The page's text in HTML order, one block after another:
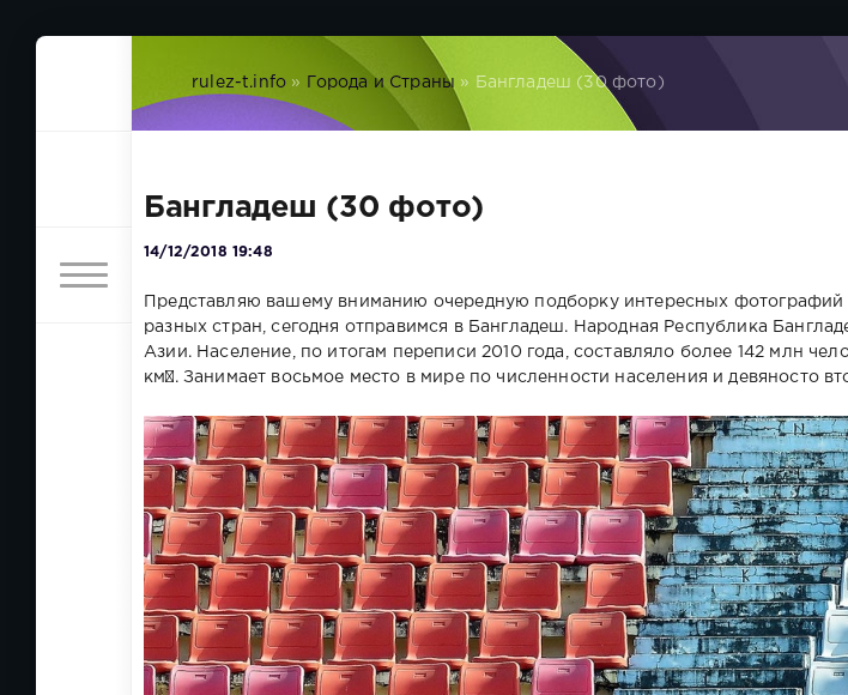
rulez-t.info » Города и Страны » Бангладеш (30 фото)
Бангладеш (30 фото)
14/12/2018 19:48
Представляю вашему вниманию очередную подборку интересных
разных стран, сегодня отправимся в Бангладеш. Народная Республика
Азии. Население, по итогам переписи 2010 года, составляло более 142 млн
км². Занимает восьмое место в мире по численности населения и девяносто